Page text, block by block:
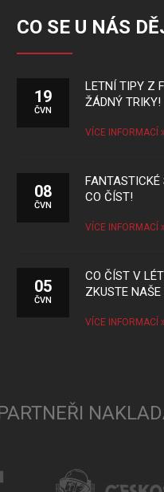
CO SE U NÁS
19
ČVN
LETNÍ TIPY Z
ŽÁDNÝ TRIKY!
VÍCE INFORMACÍ
08
ČVN
CO ČÍST!
VÍCE INFORMACÍ
05
ČVN
CO ČÍST V
ZKUSTE NAŠE
VÍCE INFORMACÍ